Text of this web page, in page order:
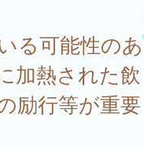
る可能性のあ
加熱された飲
励行等が重要